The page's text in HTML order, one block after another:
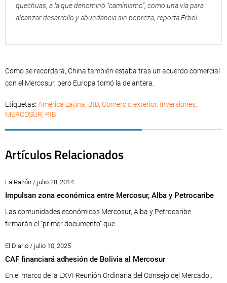
quechuas, a la que denominó “caminismo”, como una vía para
alcanzar desarrollo y abundancia sin pobreza, reporta Erbol.
Como se recordará, China también estaba tras un acuerdo comercial
con el Mercosur, pero Europa tomó la delantera.
Etiquetas: América Latina, BID, Comercio exterior, Inversiones,
MERCOSUR, PIB
Artículos Relacionados
La Razón / julio 28, 2014
Impulsan zona económica entre Mercosur, Alba y Petrocaribe
Las comunidades económicas Mercosur, Alba y Petrocaribe
firmarán el “primer documento” que...
El Diario / julio 10, 2025
CAF financiará adhesión de Bolivia al Mercosur
En el marco de la LXVI Reunión Ordinaria del Consejo del Mercado...